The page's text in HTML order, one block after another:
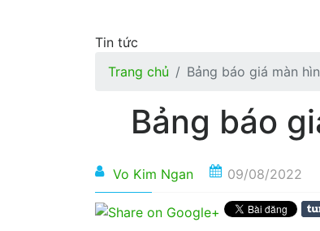
Tin tức
Trang chủ
Bảng báo giá màn
Bảng báo
Vo Kim Ngan 09/08/2022